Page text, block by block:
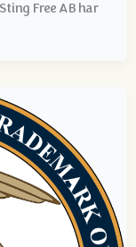
Free AB har